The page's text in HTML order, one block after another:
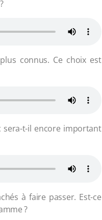
connus. Ce choix est
sera-t-il encore important
à faire passer. Est-ce
?